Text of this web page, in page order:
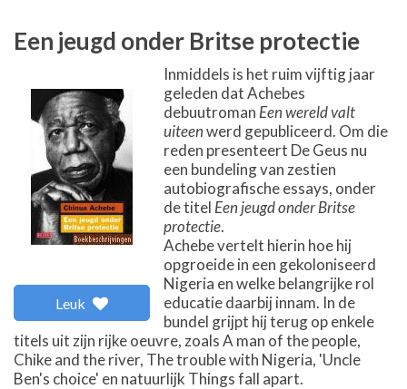
Een jeugd onder Britse protectie
Leuk
Inmiddels is het ruim vijftig jaar
geleden dat Achebes
debuutroman Een wereld valt
uiteenwerd gepubliceerd. Om die
reden presenteert De Geus nu
een bundeling van zestien
autobiografische essays, onder
de titel Een jeugd onder Britse
protectie.
Achebe vertelt hierin hoe hij
opgroeide in een gekoloniseerd
Nigeria en welke belangrijke rol
educatie daarbij innam. In de
bundel grijpt hij terug op enkele
titels uit zijn rijke oeuvre, zoals A man of the people,
Chike and the river, The trouble with Nigeria, 'Uncle
Ben's choice' en natuurlijk Things fall apart.